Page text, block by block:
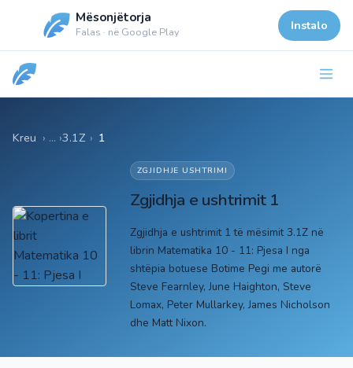
Mësonjëtorja
Falas · në Google Play Instalo
Kreu 3.1Z › 1
ZGJIDHJE USHTRIMI
Zgjidhja e ushtrimit 1
Zgjidhja e ushtrimit 1 të mësimit 3.1Z në
librin Matematika 10 - 11: Pjesa I nga
shtëpia botuese Botime Pegi me autorë
Steve Fearnley, June Haighton, Steve
Lomax, Peter Mullarkey, James Nicholson
dhe Matt Nixon.